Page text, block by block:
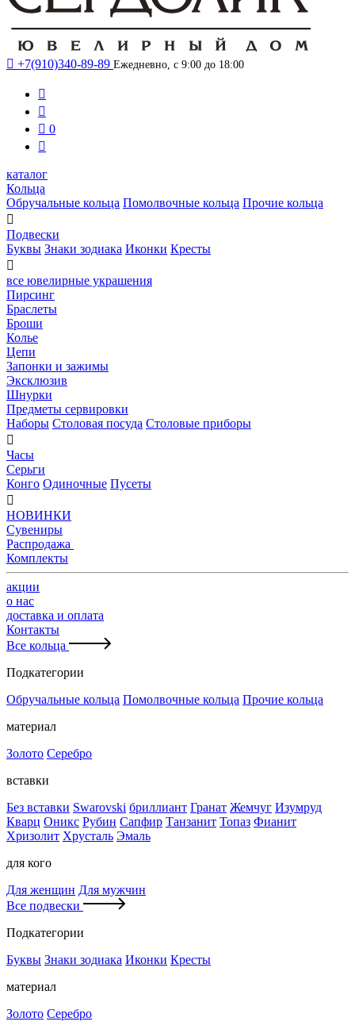
 +7(910)340-89-89 Ежедневно, с 9:00 до 18:00


 0

каталог
Кольца
Обручальные кольца Помолвочные кольца Прочие кольца

Подвески
Буквы Знаки зодиака Иконки Кресты

все ювелирные украшения
Пирсинг
Браслеты
Броши
Колье
Цепи
Запонки и зажимы
Эксклюзив
Шнурки
Предметы сервировки
Наборы Столовая посуда Столовые приборы

Часы
Серьги
Конго Одиночные Пусеты

НОВИНКИ
Сувениры
Распродажа
Комплекты
акции
о нас
доставка и оплата
Контакты
Все кольца
Подкатегории
Обручальные кольца Помолвочные кольца Прочие кольца
материал
Золото Серебро
вставки
Без вставки Swarovski бриллиант Гранат Жемчуг Изумруд
Кварц Оникс Рубин Сапфир Танзанит Топаз Фианит
Хризолит Хрусталь Эмаль
для кого
Для женщин Для мужчин
Все подвески
Подкатегории
Буквы Знаки зодиака Иконки Кресты
материал
Золото Серебро